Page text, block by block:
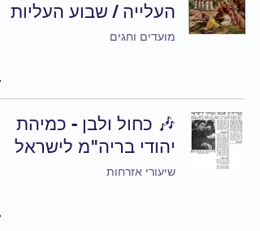
העלייה / שבוע העליות
מועדים וחגים
🎶 כחול ולבן - כמיהת
יהודי בריה"מ לישראל
שיעורי אזרחות